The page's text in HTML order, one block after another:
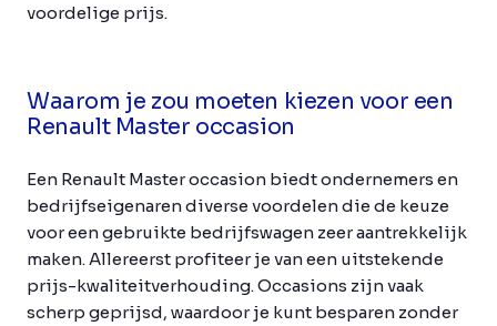
voordelige prijs.
Waarom je zou moeten kiezen voor een
Renault Master occasion
Een Renault Master occasion biedt ondernemers en
bedrijfseigenaren diverse voordelen die de keuze
voor een gebruikte bedrijfswagen zeer aantrekkelijk
maken. Allereerst profiteer je van een uitstekende
prijs-kwaliteitverhouding. Occasions zijn vaak
scherp geprijsd, waardoor je kunt besparen zonder